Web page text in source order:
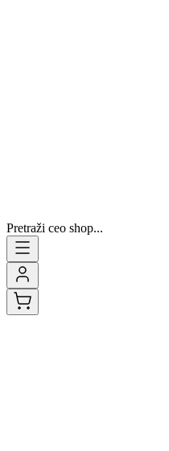
Pretraži ceo shop...